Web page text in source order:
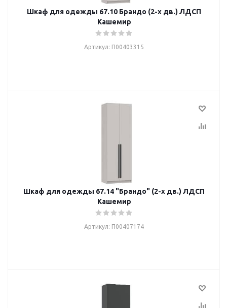
Шкаф для одежды 67.10 Брандо (2-х дв.) ЛДСП
Кашемир
Артикул: П00403315
Шкаф для одежды 67.14 "Брандо" (2-х дв.) ЛДСП
Кашемир
Артикул: П00407174